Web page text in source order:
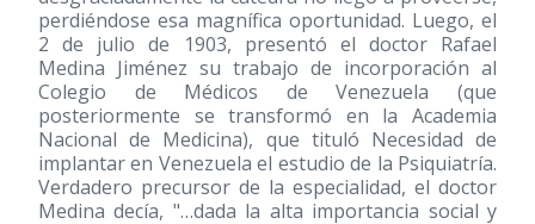
perdiéndose esa magnífica oportunidad. Luego, el
2 de julio de 1903, presentó el doctor Rafael
Medina Jiménez su trabajo de incorporación al
Colegio de Médicos de Venezuela (que
posteriormente se transformó en la Academia
Nacional de Medicina), que tituló Necesidad de
implantar en Venezuela el estudio de la Psiquiatría.
Verdadero precursor de la especialidad, el doctor
Medina decía, "…dada la alta importancia social y